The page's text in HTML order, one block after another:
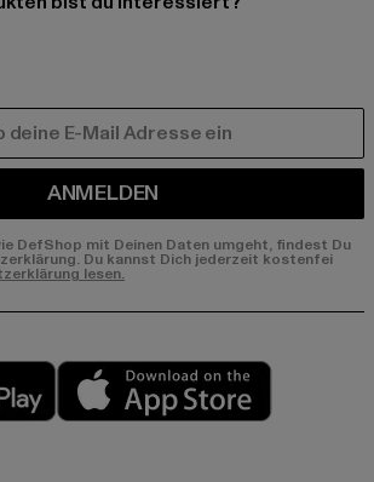
ANMELDEN
DefShop mit Deinen Daten umgeht, findest Du
Du kannst Dich jederzeit kostenfei
lesen.
Play market